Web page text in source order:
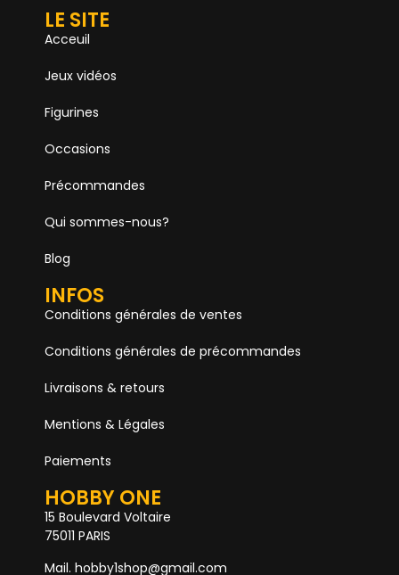
LE SITE
Acceuil
Jeux vidéos
Figurines
Occasions
Précommandes
Qui sommes-nous?
Blog
INFOS
Conditions générales de ventes
Conditions générales de précommandes
Livraisons & retours
Mentions & Légales
Paiements
HOBBY ONE
15 Boulevard Voltaire
75011 PARIS
Mail. hobby1shop@gmail.com